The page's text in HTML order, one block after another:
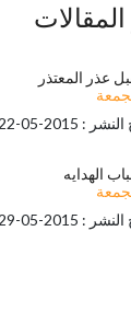
: 2015-05-22
: 2015-05-29